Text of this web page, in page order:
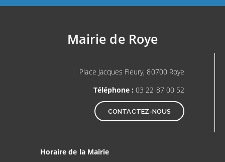
Mairie de Roye
Place Jacques Fleury, 80700 Roye
Téléphone :03 22 87 00 52
CONTACTEZ-NOUS
Horaire de la Mairie